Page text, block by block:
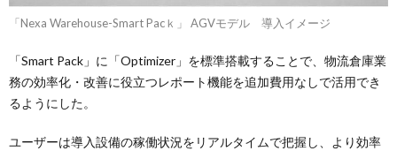
「Nexa Warehouse-Smart Pacｋ」 AGVモデル 導入イメージ
「Smart Pack」に「Optimizer」を標準搭載することで、物流倉庫業
務の効率化・改善に役立つレポート機能を追加費用なしで活用でき
るようにした。
ユーザーは導入設備の稼働状況をリアルタイムで把握し、より効率